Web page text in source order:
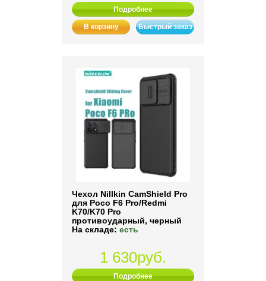
Подробнее
В корзину Быстрый заказ
Чехол Nillkin CamShield Pro
для Poco F6 Pro/Redmi
K70/K70 Pro
противоударный, черный
На складе: есть
1 630руб.
Подробнее